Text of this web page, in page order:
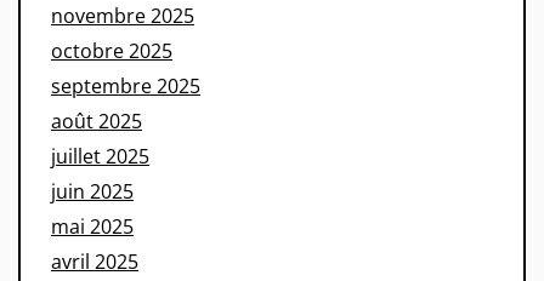
novembre 2025
octobre 2025
septembre 2025
août 2025
juillet 2025
juin 2025
mai 2025
avril 2025